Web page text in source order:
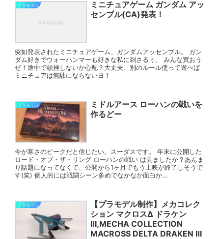
プラモデル
ミニチュアゲーム ガンダム アッ
センブル(CA)発表！
突如発表されたミニチュアゲーム、ガンダムアッセンブル。 ガン
ダム好きでウォーハンマーも好きな私に刺さるぅ。 みんな買おう
ぜ！途中で頓挫しないか心配？大丈夫、別のルール使って遊べば
ミニチュアは無駄にならないヨ！
プラモデル
ミドルアース ローハンの戦いを
作るどー
今が寒さのピークだと信じたい。スーダスです。 年末に公開した
ロード・オブ・ザ・リング ローハンの戦い は見ましたか？あんま
り話題になってなくて、公開から1ヶ月でもう上映が終了しそうで
す(笑) 個人的には戦闘シーン多めでなかなか面白か...
プラモデル
【プラモデル制作】メカコレク
ション マクロスΔ ドラケン
Ⅲ,MECHA COLLECTION
MACROSS DELTA DRAKEN Ⅲ